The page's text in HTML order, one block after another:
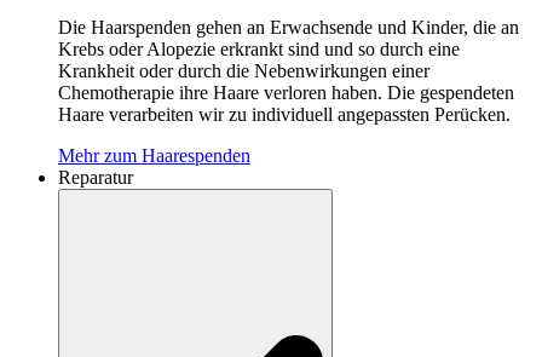
Die Haarspenden gehen an Erwachsende und Kinder, die an
Krebs oder Alopezie erkrankt sind und so durch eine
Krankheit oder durch die Nebenwirkungen einer
Chemotherapie ihre Haare verloren haben. Die gespendeten
Haare verarbeiten wir zu individuell angepassten Perücken.
Mehr zum Haarespenden
Reparatur